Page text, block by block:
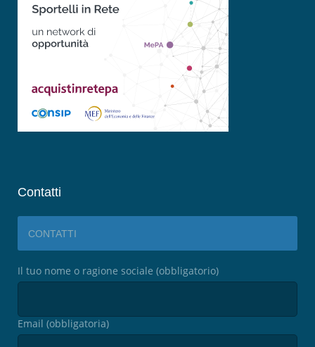
Contatti
CONTATTI
Il tuo nome o ragione sociale (obbligatorio)
Email (obbligatoria)